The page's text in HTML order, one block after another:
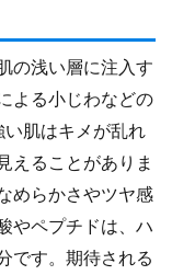
の浅い層に注入す
よる小じわなどの
肌はキメが乱れ
えることがありま
めらかさやツヤ感
やペプチドは、ハ
です。期待される